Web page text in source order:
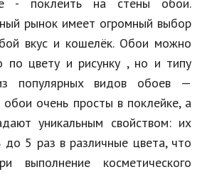
рынок имеет огромный выбор
вкус и кошелёк. Обои можно
по цвету и рисунку , но и типу
популярных видов обоев —
очень просты в поклейке, а
уникальным свойством: их
5 раз в различные цвета, что
выполнение косметического